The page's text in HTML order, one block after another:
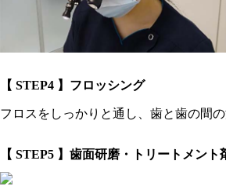
【 STEP4 】フロッシング
フロスをしっかりと通し、歯と歯の間の
【 STEP5 】歯面研磨・トリートメント